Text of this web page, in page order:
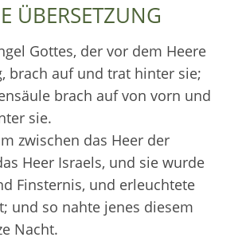
ÜBERSETZUNG
Gottes, der vor dem Heere
brach auf und trat hinter sie;
brach auf von vorn und
sie.
zwischen das Heer der
Heer Israels, und sie wurde
Finsternis, und erleuchtete
und so nahte jenes diesem
Nacht.